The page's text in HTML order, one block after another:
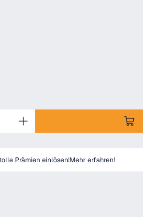
Prämien einlösen!Mehr erfahren!